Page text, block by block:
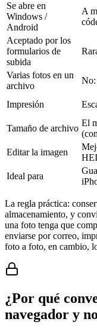
Se abre en
Windows /
Android
A
Aceptado por los
formularios de
subida
Varias fotos en un
archivo
No:
Impresión
Tamaño de archivo
El
Editar la imagen
Ideal para
La regla práctica:
almacenamiento, y
una foto tenga que
enviarse por correo,
foto a foto, en cambio,
¿Por qué
navegador y